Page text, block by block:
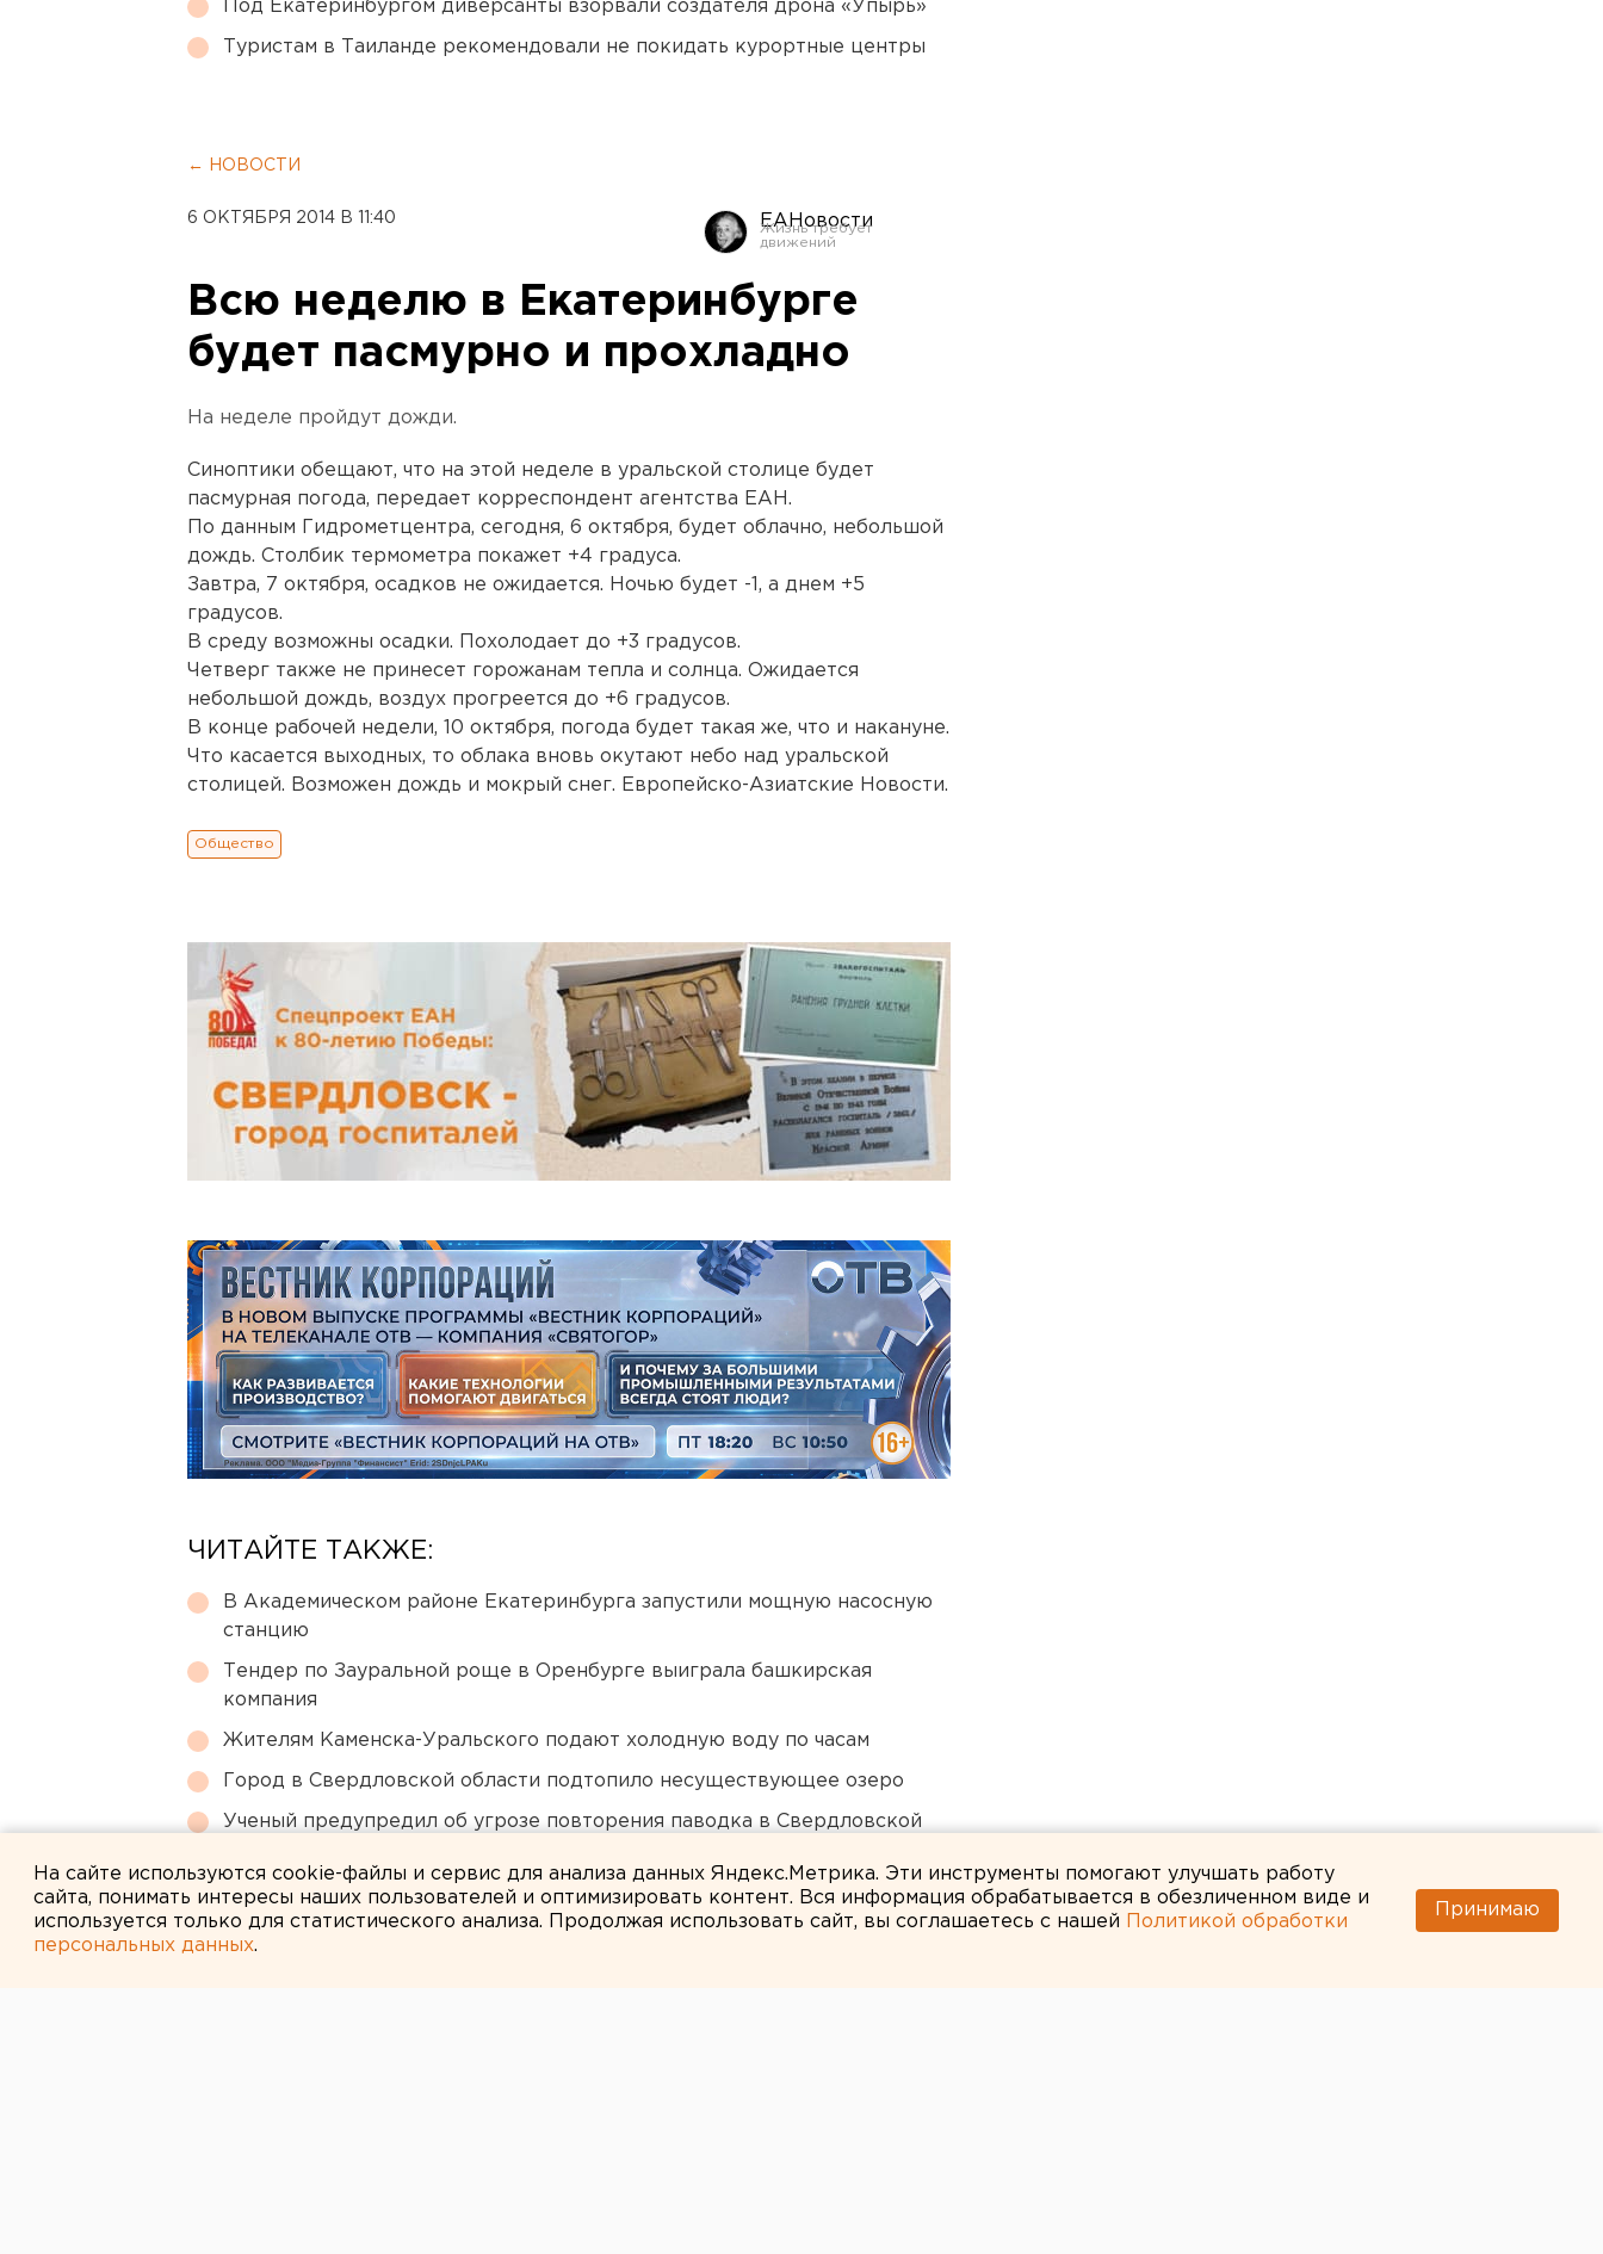
Под Екатеринбургом диверсанты взорвали создателя дрона «Упырь»
Туристам в Таиланде рекомендовали не покидать курортные центры
← НОВОСТИ
6 ОКТЯБРЯ 2014 В 11:40 ЕАНовости
Всю неделю в Екатеринбурге
будет пасмурно и прохладно
На неделе пройдут дожди.
Синоптики обещают, что на этой неделе в уральской столице будет
пасмурная погода, передает корреспондент агентства ЕАН.
По данным Гидрометцентра, сегодня, 6 октября, будет облачно, небольшой
дождь. Столбик термометра покажет +4 градуса.
Завтра, 7 октября, осадков не ожидается. Ночью будет -1, а днем +5
градусов.
В среду возможны осадки. Похолодает до +3 градусов.
Четверг также не принесет горожанам тепла и солнца. Ожидается
небольшой дождь, воздух прогреется до +6 градусов.
В конце рабочей недели, 10 октября, погода будет такая же, что и накануне.
Что касается выходных, то облака вновь окутают небо над уральской
столицей. Возможен дождь и мокрый снег. Европейско-Азиатские Новости.
Общество
ЧИТАЙТЕ ТАКЖЕ:
В Академическом районе Екатеринбурга запустили мощную насосную
станцию
Тендер по Зауральной роще в Оренбурге выиграла башкирская
компания
Жителям Каменска-Уральского подают холодную воду по часам
Город в Свердловской области подтопило несуществующее озеро
Ученый предупредил об угрозе повторения паводка в Свердловской
На сайте используются cookie-файлы и сервис для анализа данных Яндекс.Метрика. Эти инструменты помогают улучшать работу
сайта, понимать интересы наших пользователей и оптимизировать контент. Вся информация обрабатывается в обезличенном виде и
используется только для статистического анализа. Продолжая использовать сайт, вы соглашаетесь с нашей
Политикой обработки
персональных данных.
Принимаю